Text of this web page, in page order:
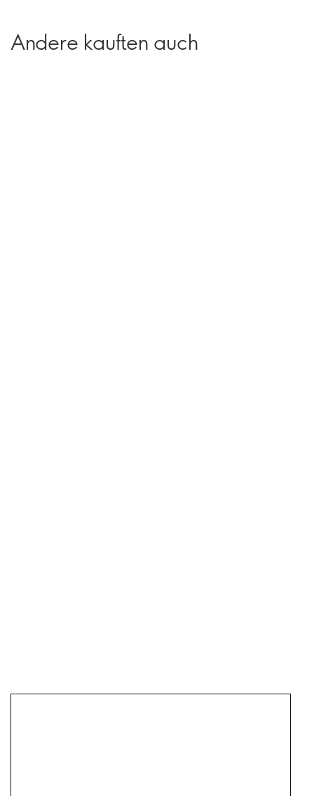
Andere kauften auch